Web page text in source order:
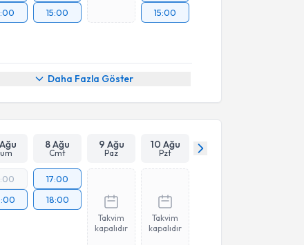
15:00
15:00
Daha Fazla Göster
8 Ağu
Cmt
9 Ağu
Paz
10 Ağu
Pzt
17:00
18:00
Takvim
kapalıdır
Takvim
kapalıdır